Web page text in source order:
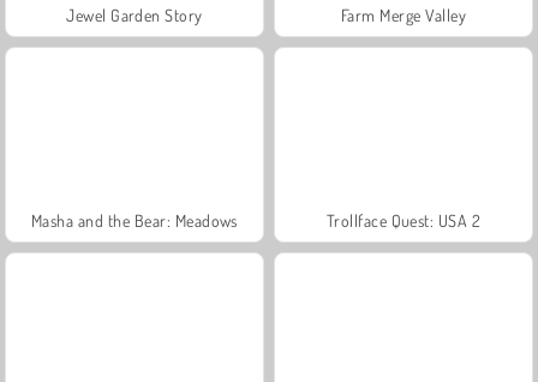
Jewel Garden Story Farm Merge Valley
Masha and the Bear: Meadows Trollface Quest: USA 2